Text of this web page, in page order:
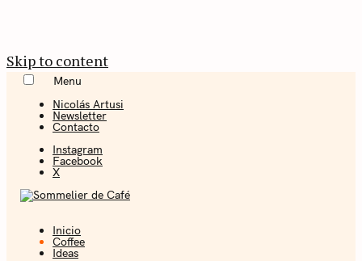
Skip to content
Menu
Nicolás Artusi
Newsletter
Contacto
Instagram
Facebook
X
Coffee + Ideas
Inicio
Coffee
Ideas